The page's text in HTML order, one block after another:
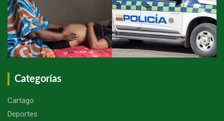
Categorías
Cartago
Deportes